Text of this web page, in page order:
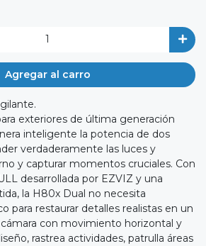
Agregar al carro
exteriores de última generación
inteligente la potencia de dos
verdaderamente las luces y
y capturar momentos cruciales. Con
desarrollada por EZVIZ y una
la H80x Dual no necesita
para restaurar detalles realistas en un
con movimiento horizontal y
rastrea actividades, patrulla áreas